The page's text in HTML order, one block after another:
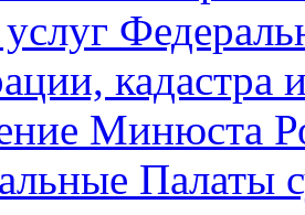
кадастра
Минюста
Палаты